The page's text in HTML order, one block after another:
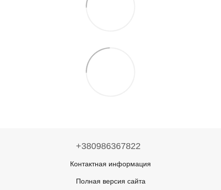
+380986367822
Контактная информация
Полная версия сайта